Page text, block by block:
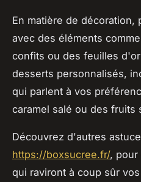
En matière de décoration,
avec des éléments
confits ou des feuilles
desserts personnalisés,
qui parlent à vos
caramel salé ou des fruits
Découvrez d'autres
https://boxsucree.fr/, pour
qui raviront à coup sûr